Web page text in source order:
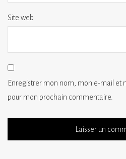
Site web
Enregistrer mon nom, mon e-mail et
pour mon prochain commentaire.